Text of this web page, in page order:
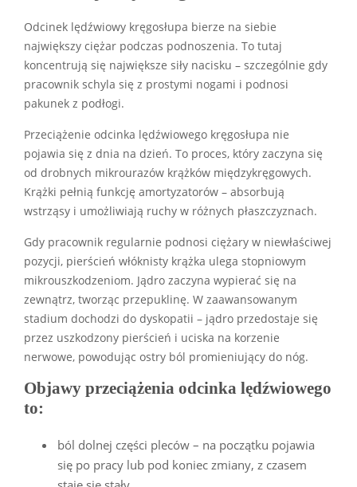
Odcinek lędźwiowy kręgosłupa bierze na siebie
największy ciężar podczas podnoszenia. To tutaj
koncentrują się największe siły nacisku – szczególnie gdy
pracownik schyla się z prostymi nogami i podnosi
pakunek z podłogi.
Przeciążenie odcinka lędźwiowego kręgosłupa nie
pojawia się z dnia na dzień. To proces, który zaczyna się
od drobnych mikrourazów krążków międzykręgowych.
Krążki pełnią funkcję amortyzatorów – absorbują
wstrząsy i umożliwiają ruchy w różnych płaszczyznach.
Gdy pracownik regularnie podnosi ciężary w niewłaściwej
pozycji, pierścień włóknisty krążka ulega stopniowym
mikrouszkodzeniom. Jądro zaczyna wypierać się na
zewnątrz, tworząc przepuklinę. W zaawansowanym
stadium dochodzi do dyskopatii – jądro przedostaje się
przez uszkodzony pierścień i uciska na korzenie
nerwowe, powodując ostry ból promieniujący do nóg.
Objawy przeciążenia odcinka lędźwiowego
to:
ból dolnej części pleców – na początku pojawia
się po pracy lub pod koniec zmiany, z czasem